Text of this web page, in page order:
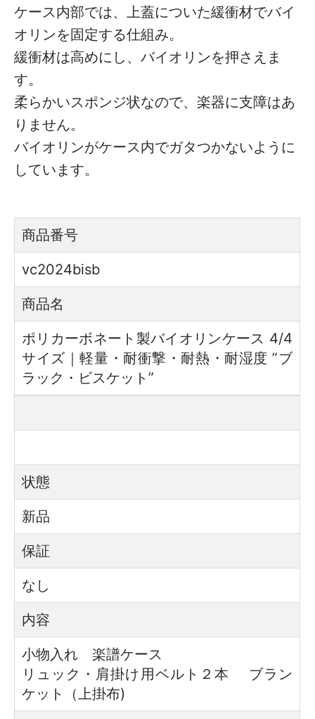
ケース内部では、上蓋についた緩衝材でバイ
オリンを固定する仕組み。
緩衝材は高めにし、バイオリンを押さえま
す。
柔らかいスポンジ状なので、楽器に支障はあ
りません。
バイオリンがケース内でガタつかないように
しています。
商品番号
vc2024bisb
商品名
ポリカーボネート製バイオリンケース 4/4
サイズ｜軽量・耐衝撃・耐熱・耐湿度 ”ブ
ラック・ビスケット”
状態
新品
保証
なし
内容
小物入れ 楽譜ケース
リュック・肩掛け用ベルト２本 ブラン
ケット（上掛布)